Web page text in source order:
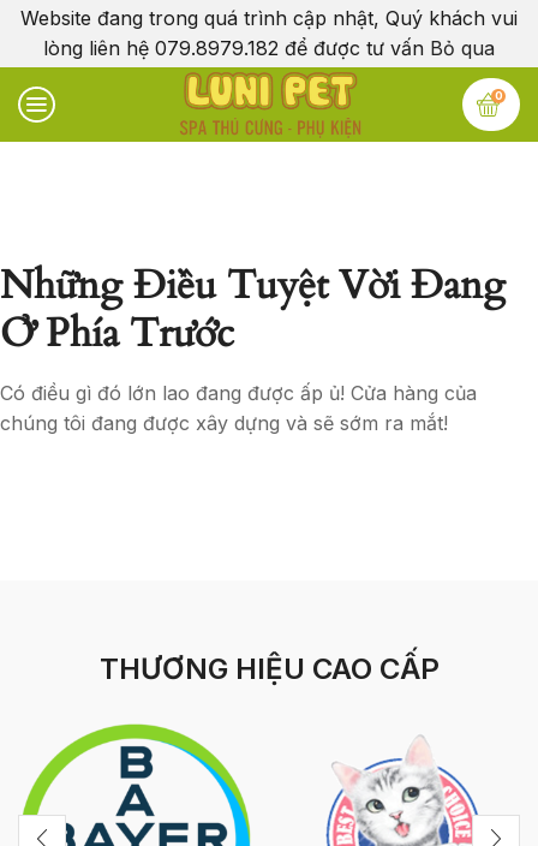
Website đang trong quá trình cập nhật, Quý khách vui
lòng liên hệ 079.8979.182 để được tư vấn Bỏ qua
0
Những Điều Tuyệt Vời Đang
Ở Phía Trước
Có điều gì đó lớn lao đang được ấp ủ! Cửa hàng của
chúng tôi đang được xây dựng và sẽ sớm ra mắt!
THƯƠNG HIỆU CAO CẤP